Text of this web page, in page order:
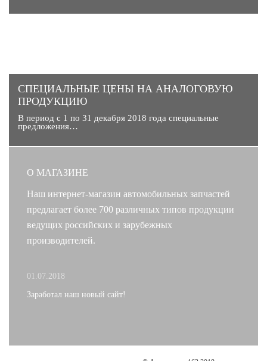
CПЕЦИАЛЬНЫЕ ЦЕНЫ НА АНАЛОГОВУЮ
ПРОДУКЦИЮ
В период с 1 по 31 декабря 2018 года специальные
предложения…
О МАГАЗИНЕ
Наш интернет-магазин автомобильных запчастей
предлагает более 700 различных типов продукции
ведущих российских и зарубежных
производителей.
01.07.2018
Заработал наш новый сайт!